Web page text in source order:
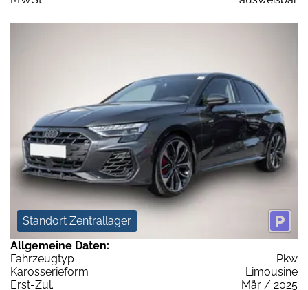
Standort Zentrallager
Allgemeine Daten:
Fahrzeugtyp
Pkw
Karosserieform
Limousine
Erst-Zul.
Mär / 2025